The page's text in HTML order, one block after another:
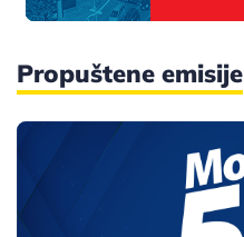
Propuštene emisije